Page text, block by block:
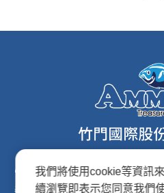
電子信箱我們將使用cookie等資訊
續瀏覽即表示您同意我們